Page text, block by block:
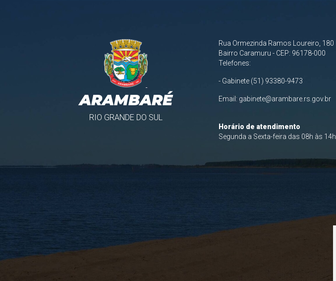
ARAMBARÉ
RIO GRANDE DO SUL
Rua Ormezinda Ramos Loureiro, 180
Bairro Caramuru - CEP: 96178-000
Telefones:
- Gabinete (51) 93380-9473
Email: gabinete@arambare.rs.gov.br
Horário de atendimento
Segunda a Sexta-feira das 08h às 14h